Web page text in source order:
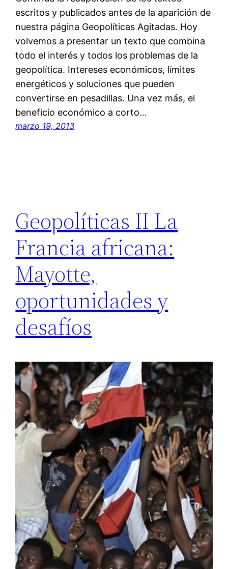
escritos y publicados antes de la aparición de
nuestra página Geopolíticas Agitadas. Hoy
volvemos a presentar un texto que combina
todo el interés y todos los problemas de la
geopolítica. Intereses económicos, límites
energéticos y soluciones que pueden
convertirse en pesadillas. Una vez más, el
beneficio económico a corto…
marzo 19, 2013
Geopolíticas II La
Francia africana:
Mayotte,
oportunidades y
desafíos